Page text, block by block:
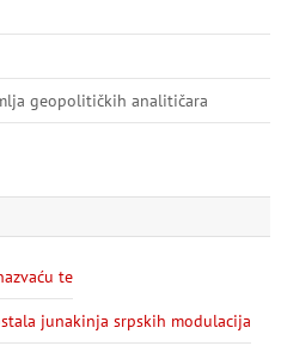
geopolitičkih analitičara
te
junakinja srpskih modulacija